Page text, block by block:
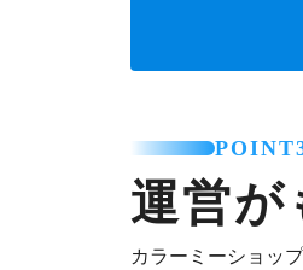
運営が
カラーミーショッ